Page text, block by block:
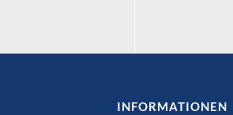
INFORMATIONEN